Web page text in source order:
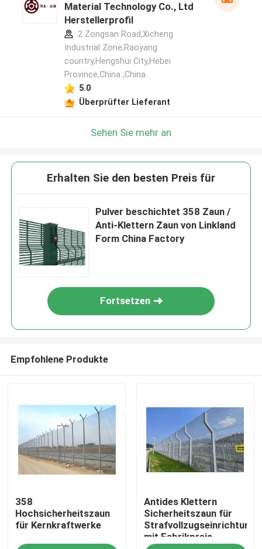
Haus
Material Technology Co., Ltd
Herstellerprofil
2 Zongsan Road,Xicheng
Industrial Zone,Raoyang
country,Hengshui City,Hebei
Province,China ,China
5.0
Überprüfter Lieferant
Sehen Sie mehr an
Erhalten Sie den besten Preis für
Pulver beschichtet 358 Zaun /
Anti-Klettern Zaun von Linkland
Form China Factory
Fortsetzen
Empfohlene Produkte
358
Hochsicherheitszaun
für Kernkraftwerke
Antides Klettern
Sicherheitszaun für
mit Fabrikpreis